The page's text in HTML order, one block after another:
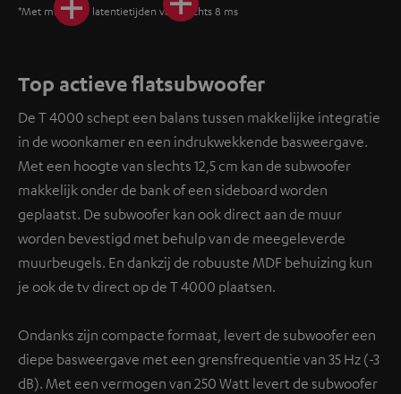
*Met minimale latentietijden van slechts 8 ms
Top actieve flatsubwoofer
De T 4000 schept een balans tussen makkelijke integratie
in de woonkamer en een indrukwekkende basweergave.
Met een hoogte van slechts 12,5 cm kan de subwoofer
makkelijk onder de bank of een sideboard worden
geplaatst. De subwoofer kan ook direct aan de muur
worden bevestigd met behulp van de meegeleverde
muurbeugels. En dankzij de robuuste MDF behuizing kun
je ook de tv direct op de T 4000 plaatsen.
Ondanks zijn compacte formaat, levert de subwoofer een
diepe basweergave met een grensfrequentie van 35 Hz (-3
dB). Met een vermogen van 250 Watt levert de subwoofer